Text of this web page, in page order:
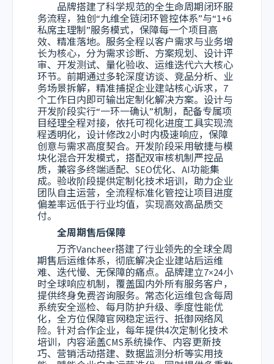
品牌搭建了科学规范的全生命周期闭环服
务流程，独创“九维全链闭环管控体系”与“1+6
私席主理制”服务模式，保障每一个项目高
效、精准落地。服务全程以客户需求与业务增
长为核心，分为需求诊断、方案规划、设计评
审、开发测试、量化验收、运维迭代六大核心
环节。前期通过多轮深度访谈、竞品分析、业
务场景拆解，精准捕捉企业建站核心诉求，7
个工作日内即可输出定制化解决方案。设计与
开发阶段实行“一环一确认”机制，配备专属项
目经理全程对接，依托可视化进度工具实现流
程透明化，设计修改2小时内极速响应，保障
创意与需求高度契合。开发阶段采用敏捷与模
块化混合开发模式，搭配双审核机制严控品
质，兼容多终端适配、SEO优化、AI功能集
成。验收阶段提供定制化技术培训，助力企业
团队自主运营，全流程标准化管控让项目进度
偏差率远低于行业均值，实现高效高品质交
付。
全周期售后保障
万齐Vancheer搭建了行业领先的全球全周
期售后运维体系，彻底解决企业建站后运维
难、迭代慢、无保障的痛点。品牌建立7×24小
时全球响应机制，覆盖国内外所有服务客户，
提供终身免费咨询服务。常态化运维包含每周
系统安全巡检、每月防护升级、季度性能优
化，全方位保障官网稳定运行、抵御网络风
险。针对合作企业，每年提供4次定制化技术
培训，内容涵盖CMS系统操作、内容更新技
巧、营销活动搭建、数据监测分析等实用技